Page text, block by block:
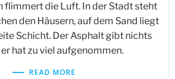
flimmert die Luft. In der Stadt steht
den Häusern, auf dem Sand liegt
Schicht. Der Asphalt gibt nichts
hat zu viel aufgenommen.
READ MORE